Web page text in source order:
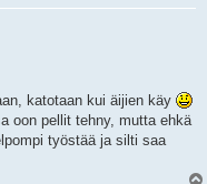
katotaan kui äijien käy
oon pellit tehny, mutta ehkä
työstää ja silti saa